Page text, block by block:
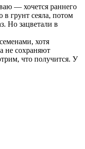
— хочется раннего
грунт сеяла, потом
Но зацветали в
хотя
не сохраняют
что получится. У